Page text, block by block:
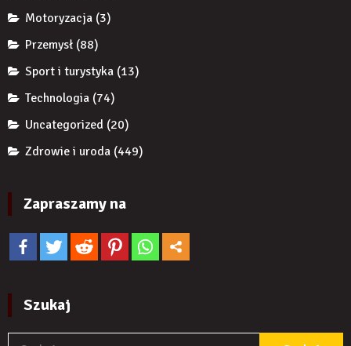
Motoryzacja (3)
Przemysł (88)
Sport i turystyka (13)
Technologia (74)
Uncategorized (20)
Zdrowie i uroda (449)
Zapraszamy na
Szukaj